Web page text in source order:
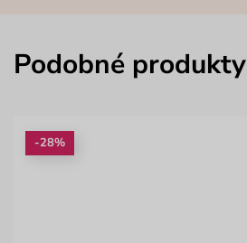
Podobné produkty
-28%